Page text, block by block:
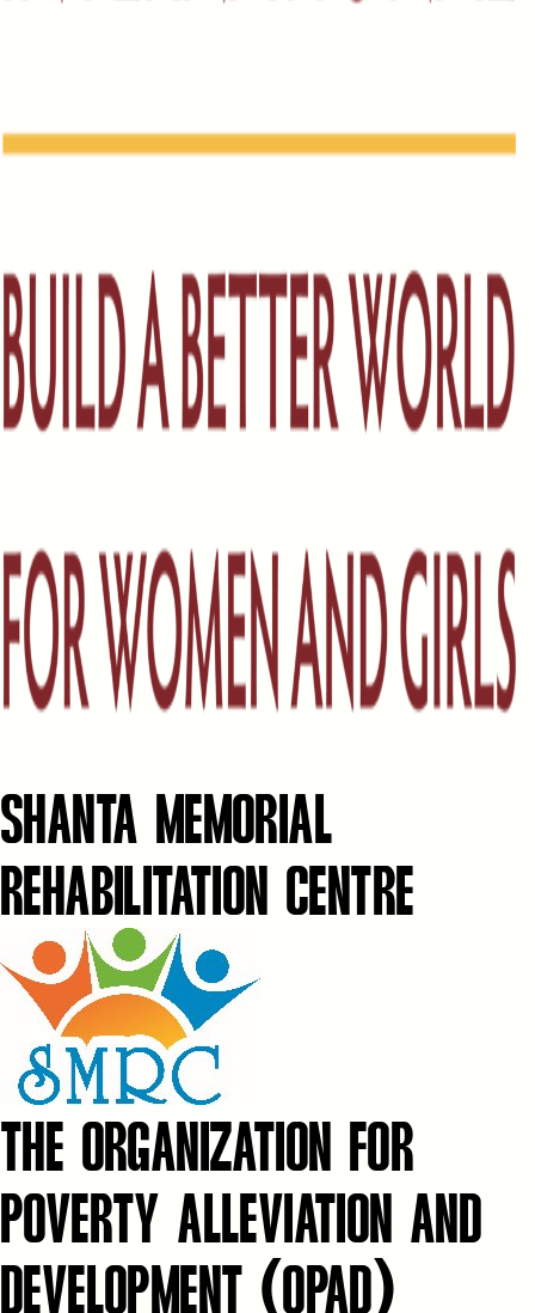
SHANTA MEMORIAL
REHABILITATION CENTRE
THE ORGANIZATION FOR
POVERTY ALLEVIATION AND
DEVELOPMENT (OPAD)